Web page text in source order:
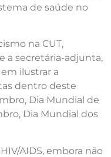
de saúde no
na CUT,
a secretária-adjunta,
ilustrar a
dentro deste
Dia Mundial de
Dia Mundial dos
AIDS, embora não